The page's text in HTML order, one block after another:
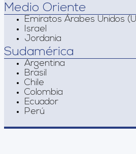
Medio Oriente
Emiratos Árabes Unidos
Israel
Jordania
Sudamérica
Argentina
Brasil
Chile
Colombia
Ecuador
Perú